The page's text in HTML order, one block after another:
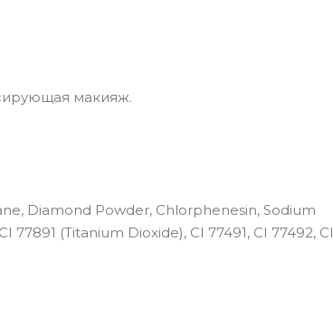
макияж.
Diamond Powder, Chlorphenesin, Sodium
(Titanium Dioxide), CI 77491, CI 77492, CI